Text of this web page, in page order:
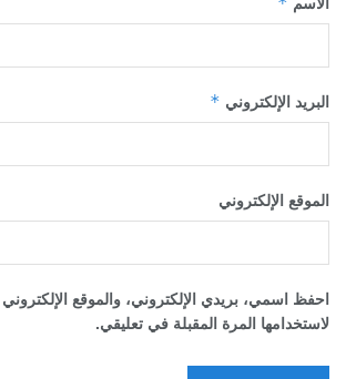
الاسم
البريد الإلكتروني *
الموقع الإلكتروني
احفظ اسمي، بريدي الإلكتروني، والموقع
لاستخدامها المرة المقبلة في تعليقي.